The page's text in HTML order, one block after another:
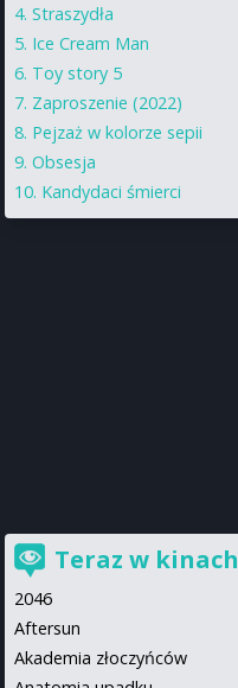
Straszydła
Ice Cream Man
Toy story 5
Zaproszenie (2022)
Pejzaż w kolorze sepii
Obsesja
Kandydaci śmierci
Teraz w kinach
2046
Aftersun
Akademia złoczyńców